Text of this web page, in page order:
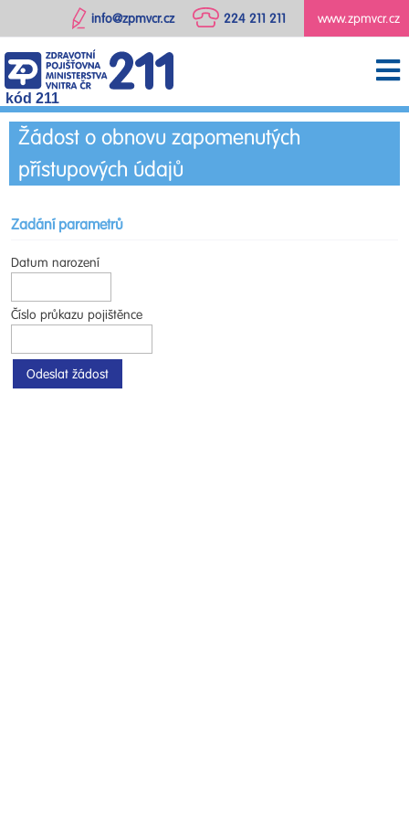
www.zpmvcr.cz
224 211 211
info@zpmvcr.cz
kód 211
Žádost o obnovu zapomenutých
přístupových údajů
Zadání parametrů
Datum narození
Číslo průkazu pojištěnce